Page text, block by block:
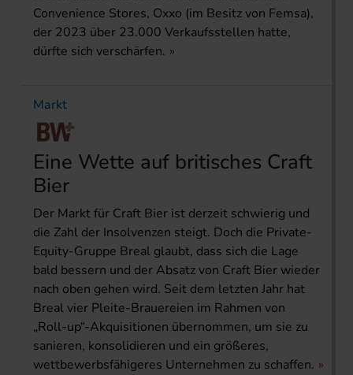
Convenience Stores, Oxxo (im Besitz von Femsa),
der 2023 über 23.000 Verkaufsstellen hatte,
dürfte sich verschärfen.
Markt
Eine Wette auf britisches Craft
Bier
Der Markt für Craft Bier ist derzeit schwierig und
die Zahl der Insolvenzen steigt. Doch die Private-
Equity-Gruppe Breal glaubt, dass sich die Lage
bald bessern und der Absatz von Craft Bier wieder
nach oben gehen wird. Seit dem letzten Jahr hat
Breal vier Pleite-Brauereien im Rahmen von
„Roll-up“-Akquisitionen übernommen, um sie zu
sanieren, konsolidieren und ein größeres,
wettbewerbsfähigeres Unternehmen zu schaffen.